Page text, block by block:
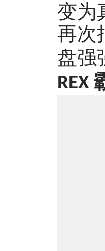
变为
再次
盘强
REX